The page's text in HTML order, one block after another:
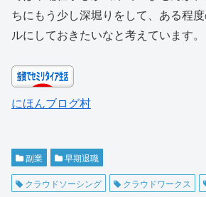
ちにもう少し深堀りをして、ある程
ルにしておきたいなと考えています。
にほんブログ村
副業 早期退職
クラウドソーシング クラウドワークス